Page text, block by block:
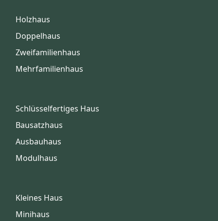
Holzhaus
Doppelhaus
Zweifamilienhaus
Mehrfamilienhaus
Schlüsselfertiges Haus
Bausatzhaus
Ausbauhaus
Modulhaus
Kleines Haus
Minihaus